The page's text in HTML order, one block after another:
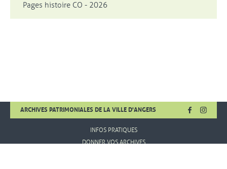
Pages histoire CO - 2026
ARCHIVES PATRIMONIALES DE LA VILLE D'ANGERS FACEBOOK
, OUVRE
,
INFOS PRATIQUES
DONNER VOS ARCHIVES